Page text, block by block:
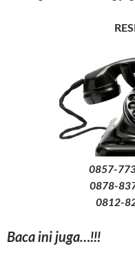
0857-
0878-
0812-
Baca ini juga…!!!